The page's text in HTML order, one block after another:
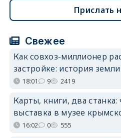
Прислать
Свежее
Как совхоз-миллионер
застройке: история
18:01 9 2419
Карты, книги, два
выставка в музее
16:02 0 555